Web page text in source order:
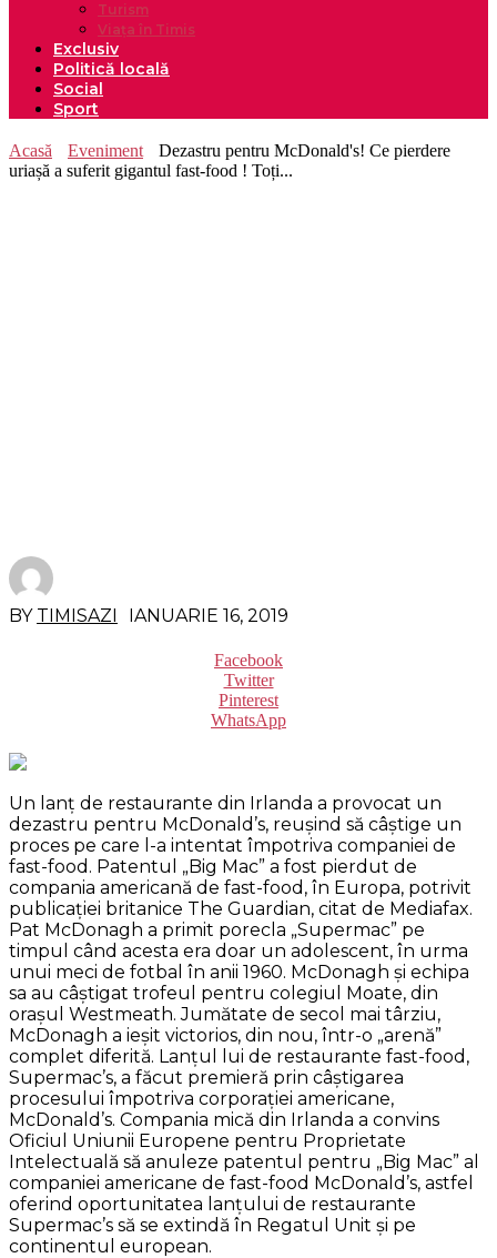
Turism
Viața în Timis
Exclusiv
Politică locală
Social
Sport
Acasă Eveniment
Dezastru pentru McDonald's! Ce pierdere
uriașă a suferit gigantul fast-food ! Toți...
BY TIMISAZI IANUARIE 16, 2019
Facebook
Twitter
Pinterest
WhatsApp
Un lanţ de restaurante din Irlanda a provocat un
dezastru pentru McDonald’s, reuşind să câştige un
proces pe care l-a intentat împotriva companiei de
fast-food. Patentul „Big Mac” a fost pierdut de
compania americană de fast-food, în Europa, potrivit
publicaţiei britanice The Guardian, citat de Mediafax.
Pat McDonagh a primit porecla „Supermac” pe
timpul când acesta era doar un adolescent, în urma
unui meci de fotbal în anii 1960. McDonagh şi echipa
sa au câştigat trofeul pentru colegiul Moate, din
oraşul Westmeath. Jumătate de secol mai târziu,
McDonagh a ieşit victorios, din nou, într-o „arenă”
complet diferită. Lanţul lui de restaurante fast-food,
Supermac’s, a făcut premieră prin câştigarea
procesului împotriva corporaţiei americane,
McDonald’s. Compania mică din Irlanda a convins
Oficiul Uniunii Europene pentru Proprietate
Intelectuală să anuleze patentul pentru „Big Mac” al
companiei americane de fast-food McDonald’s, astfel
oferind oportunitatea lanţului de restaurante
Supermac’s să se extindă în Regatul Unit şi pe
continentul european.